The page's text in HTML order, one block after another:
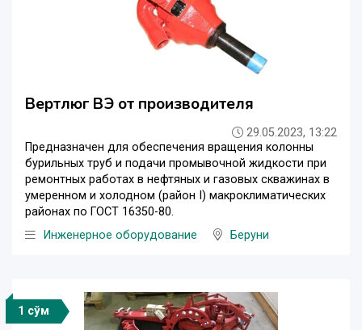
Вертлюг ВЭ от производителя
29.05.2023, 13:22
Предназначен для обеспечения вращения колонны
бурильных труб и подачи промывочной жидкости при
ремонтных работах в нефтяных и газовых скважинах в
умеренном и холодном (район I) макроклиматических
районах по ГОСТ 16350-80.
Инженерное оборудование
Беруни
1 сўм